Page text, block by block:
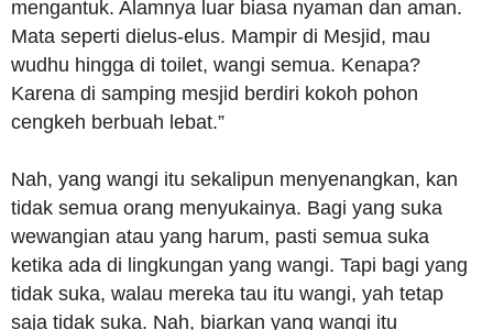
mengantuk. Alamnya luar biasa nyaman dan aman.
Mata seperti dielus-elus. Mampir di Mesjid, mau
wudhu hingga di toilet, wangi semua. Kenapa?
Karena di samping mesjid berdiri kokoh pohon
cengkeh berbuah lebat.”
Nah, yang wangi itu sekalipun menyenangkan, kan
tidak semua orang menyukainya. Bagi yang suka
wewangian atau yang harum, pasti semua suka
ketika ada di lingkungan yang wangi. Tapi bagi yang
tidak suka, walau mereka tau itu wangi, yah tetap
saja tidak suka. Nah, biarkan yang wangi itu